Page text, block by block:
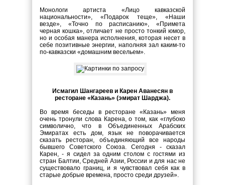
Монологи артиста «Лицо кавказской
национальности», «Подарок теще», «Наши
везде», «Точно по расписанию», «Примета
черная кошка», отличает не просто тонкий юмор,
но и особая манера исполнения, которая несет в
себе позитивные энергии, наполняя зал каким-то
по-кавказски «домашним весельем».
Исмагил Шангареев и Карен Аванесян в
ресторане «Казань» (эмират Шарджа).
Во время беседы в ресторане «Казань» меня
очень тронули слова Карена, о том, как «глубоко
символично, что в Объединенных Арабских
Эмиратах есть дом, язык не поворачивается
сказать ресторан, объединяющий все народы
бывшего Советского Союза. Сегодня - сказал
Карен, - я сидел за одним столом с гостями из
стран Балтии, Средней Азии, России и для нас не
существовало границ, и я чувствовал себя как в
старые добрые времена, просто среди друзей».